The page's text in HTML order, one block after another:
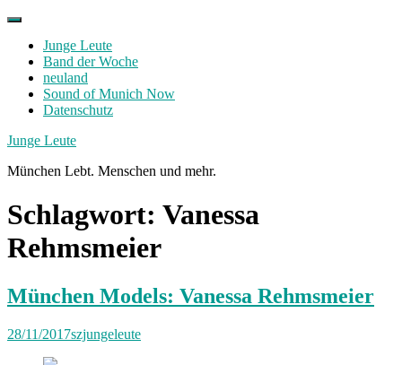
Skip
contentJunge Leute
Band der Woche
neuland
Sound of Munich Now
Datenschutz
Facebook
Twitter
Instagram
Junge Leute
München Lebt. Menschen und mehr.
Schlagwort: Vanessa
Rehmsmeier
München Models: Vanessa Rehmsmeier
28/11/2017szjungeleute